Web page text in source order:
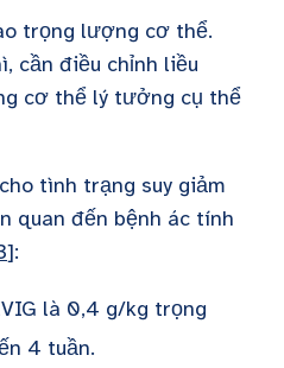
trọng lượng cơ thể.
cần điều chỉnh liều
cơ thể lý tưởng cụ thể
tình trạng suy giảm
quan đến bệnh ác tính
]:
là 0,4 g/kg trọng
4 tuần.